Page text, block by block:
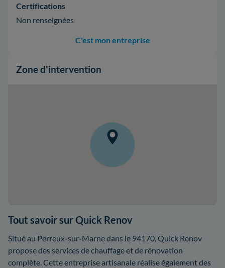
Certifications
Non renseignées
C'est mon entreprise
Zone d'intervention
Tout savoir sur Quick Renov
Situé au Perreux-sur-Marne dans le 94170, Quick Renov
propose des services de chauffage et de rénovation
complète. Cette entreprise artisanale réalise également des